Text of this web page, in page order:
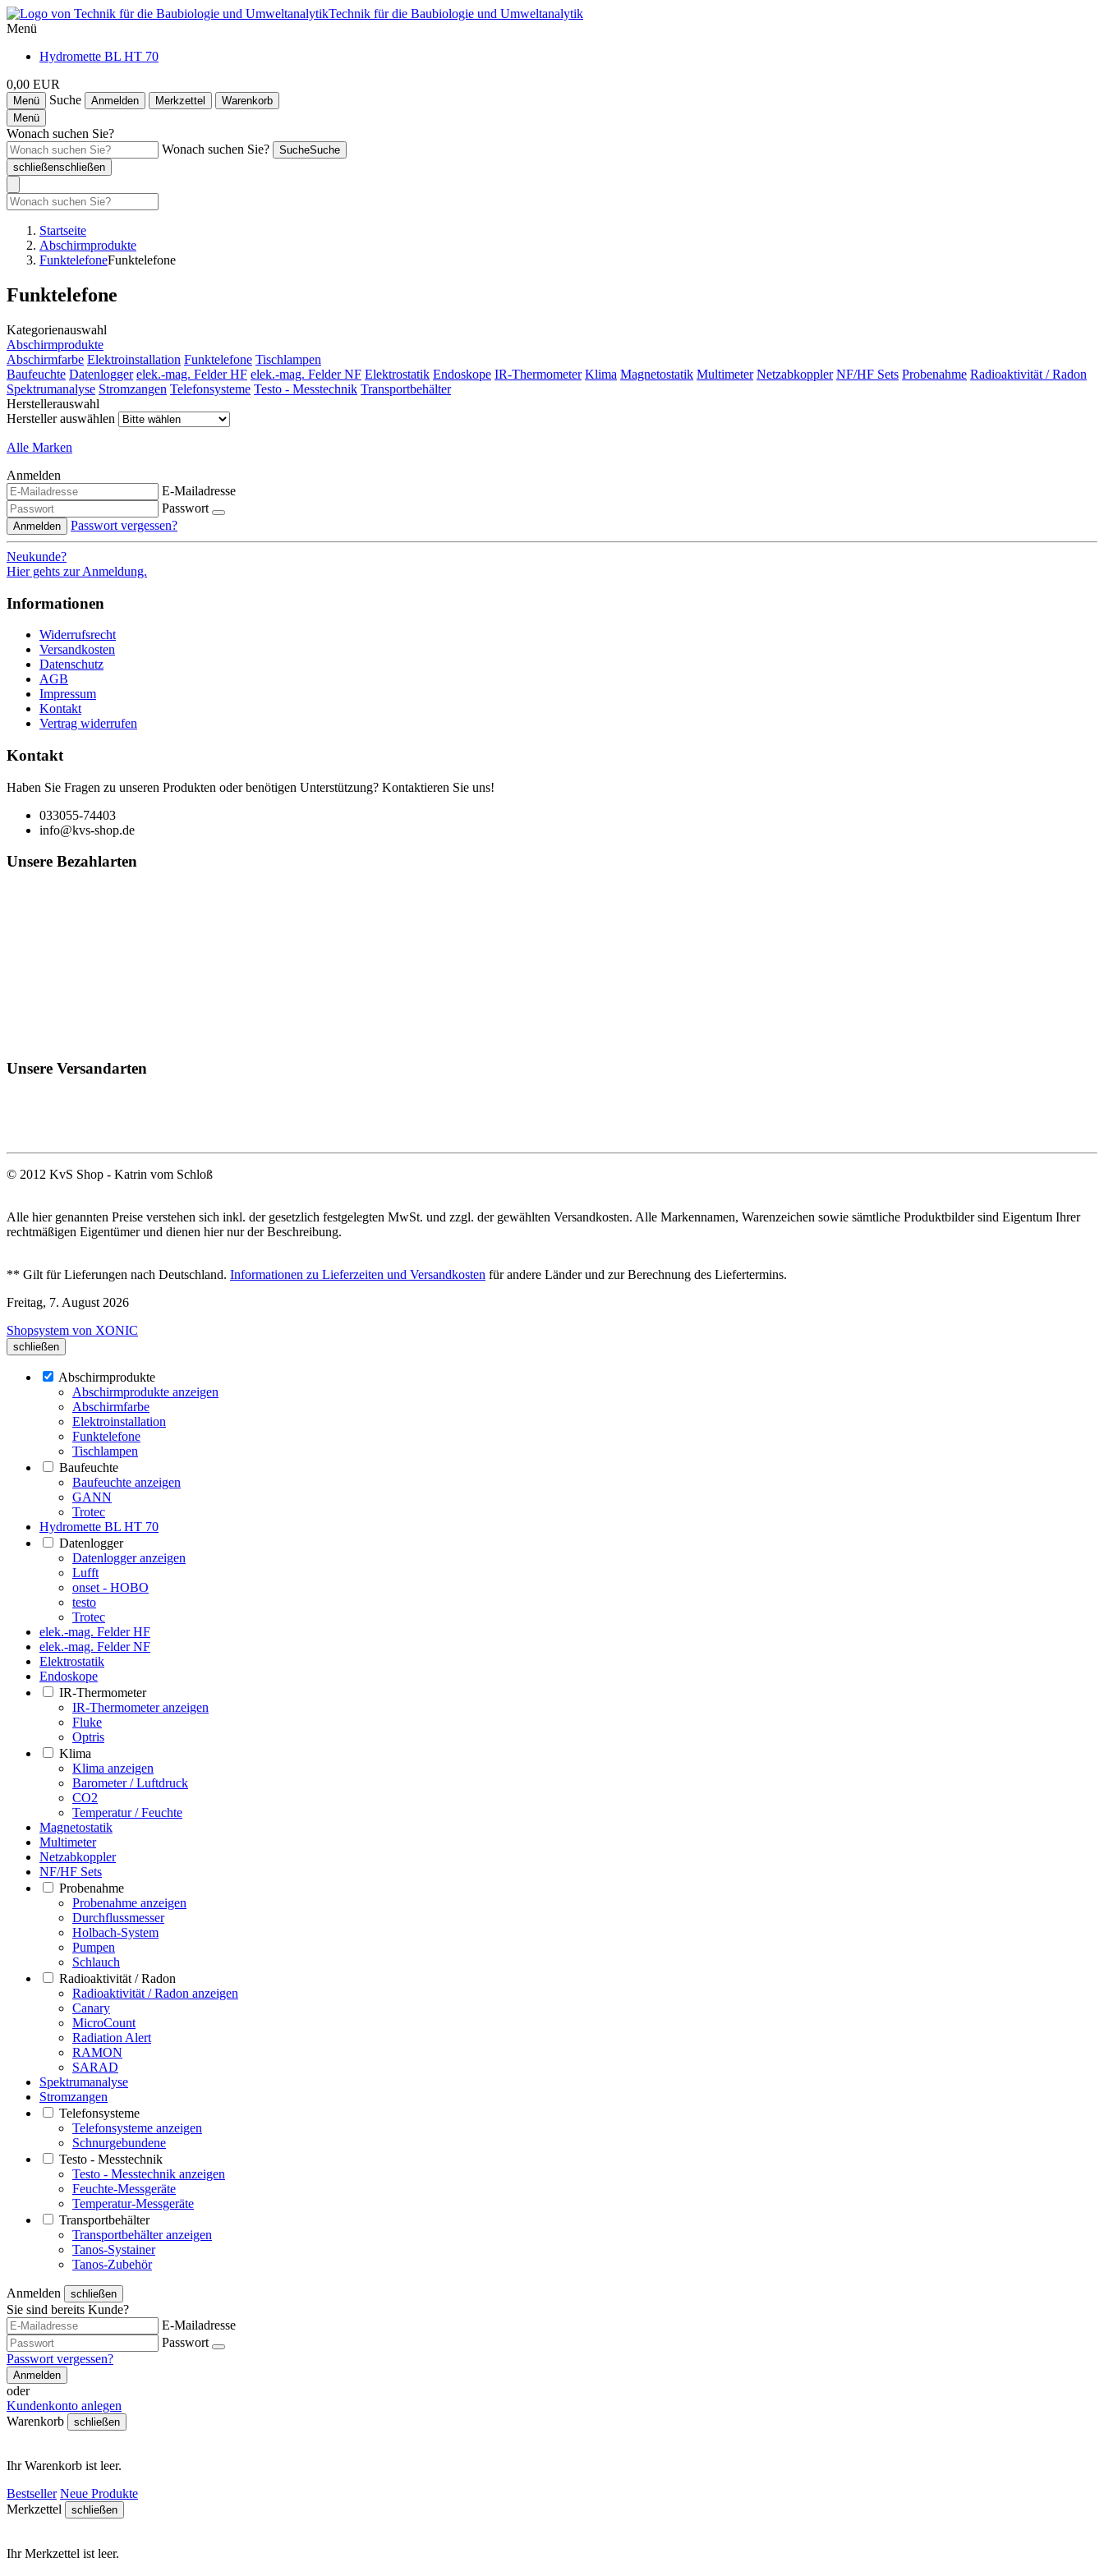
Technik für die Baubiologie und Umweltanalytik
Menü
Hydromette BL HT 70
0,00 EUR
Menü Suche Anmelden Merkzettel
Warenkorb
Menü
Wonach suchen Sie?
Wonach suchen Sie?
SucheSuche
schließenschließen
Startseite
Abschirmprodukte
FunktelefoneFunktelefone
Funktelefone
Kategorienauswahl
Abschirmprodukte
Abschirmfarbe Elektroinstallation Funktelefone Tischlampen
Baufeuchte Datenlogger elek.-mag. Felder HF elek.-mag. Felder NF Elektrostatik Endoskope IR-Thermometer Klima Magnetostatik Multimeter Netzabkoppler NF/HF Sets Probenahme Radioaktivität / Radon
Spektrumanalyse Stromzangen Telefonsysteme Testo - Messtechnik Transportbehälter
Herstellerauswahl
Hersteller auswählen
Alle Marken
Anmelden
E-Mailadresse
Passwort
Anmelden Passwort vergessen?
Neukunde?
Hier gehts zur Anmeldung.
Informationen
Widerrufsrecht
Versandkosten
Datenschutz
AGB
Impressum
Kontakt
Vertrag widerrufen
Kontakt
Haben Sie Fragen zu unseren Produkten oder benötigen Unterstützung? Kontaktieren Sie uns!
033055-74403
info@kvs-shop.de
Unsere Bezahlarten
Unsere Versandarten
© 2012 KvS Shop - Katrin vom Schloß
Alle hier genannten Preise verstehen sich inkl. der gesetzlich festgelegten MwSt. und zzgl. der gewählten Versandkosten. Alle Markennamen, Warenzeichen sowie sämtliche Produktbilder sind Eigentum Ihrer
rechtmäßigen Eigentümer und dienen hier nur der Beschreibung.
** Gilt für Lieferungen nach Deutschland. Informationen zu Lieferzeiten und Versandkosten für andere Länder und zur Berechnung des Liefertermins.
Freitag, 7. August 2026
Shopsystem von XONIC
schließen
Abschirmprodukte
Abschirmprodukte anzeigen
Abschirmfarbe
Elektroinstallation
Funktelefone
Tischlampen
Baufeuchte
Baufeuchte anzeigen
GANN
Trotec
Hydromette BL HT 70
Datenlogger
Datenlogger anzeigen
Lufft
onset - HOBO
testo
Trotec
elek.-mag. Felder HF
elek.-mag. Felder NF
Elektrostatik
Endoskope
IR-Thermometer
IR-Thermometer anzeigen
Fluke
Optris
Klima
Klima anzeigen
Barometer / Luftdruck
CO2
Temperatur / Feuchte
Magnetostatik
Multimeter
Netzabkoppler
NF/HF Sets
Probenahme
Probenahme anzeigen
Durchflussmesser
Holbach-System
Pumpen
Schlauch
Radioaktivität / Radon
Radioaktivität / Radon anzeigen
Canary
MicroCount
Radiation Alert
RAMON
SARAD
Spektrumanalyse
Stromzangen
Telefonsysteme
Telefonsysteme anzeigen
Schnurgebundene
Testo - Messtechnik
Testo - Messtechnik anzeigen
Feuchte-Messgeräte
Temperatur-Messgeräte
Transportbehälter
Transportbehälter anzeigen
Tanos-Systainer
Tanos-Zubehör
Anmelden schließen
Sie sind bereits Kunde?
E-Mailadresse
Passwort
Passwort vergessen?
Anmelden
oder
Kundenkonto anlegen
Warenkorb
schließen
Ihr Warenkorb ist leer.
Bestseller Neue Produkte
Merkzettel
schließen
Ihr Merkzettel ist leer.